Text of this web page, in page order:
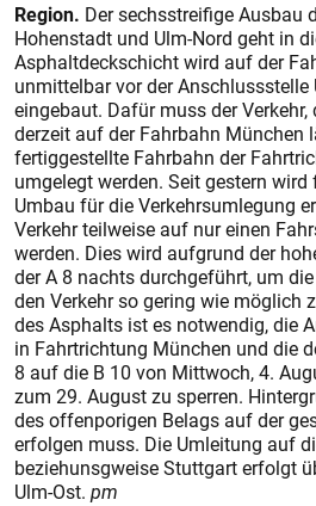
Region. Der sechsstreifige Ausbau
Hohenstadt und Ulm-Nord geht in
Asphaltdeckschicht wird auf der
unmittelbar vor der
eingebaut. Dafür muss der
derzeit auf der Fahrbahn München
fertiggestellte Fahrbahn der
umgelegt werden. Seit gestern
Umbau für die Verkehrsumlegung
Verkehr teilweise auf nur einen
werden. Dies wird aufgrund der
der A 8 nachts durchgeführt, um
den Verkehr so gering wie möglich
des Asphalts ist es notwendig, die
in Fahrtrichtung München und die
8 auf die B 10 von Mittwoch, 4.
zum 29. August zu sperren.
des offenporigen Belags auf der
erfolgen muss. Die Umleitung auf
beziehunsgweise Stuttgart erfolgt
Ulm-Ost. pm